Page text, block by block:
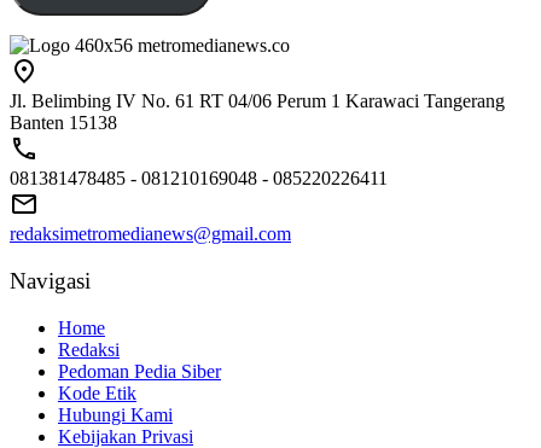
Jl. Belimbing IV No. 61 RT 04/06 Perum 1 Karawaci Tangerang
Banten 15138
081381478485 - 081210169048 - 085220226411
redaksimetromedianews@gmail.com
Navigasi
Home
Redaksi
Pedoman Pedia Siber
Kode Etik
Hubungi Kami
Kebijakan Privasi